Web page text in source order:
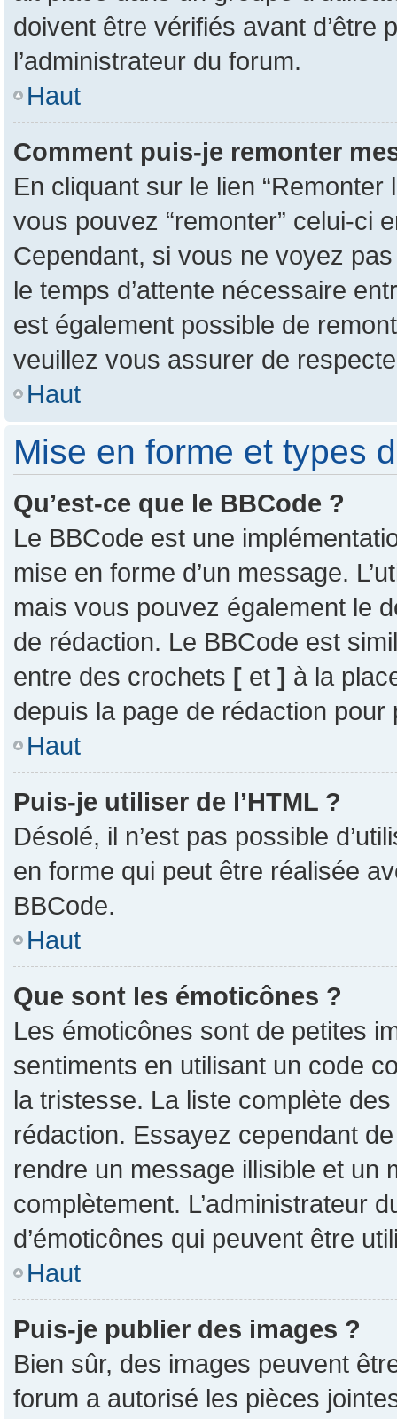
doivent être vérifiés avant d’être
l’administrateur du forum.
Haut
Comment puis-je remonter
En cliquant sur le lien
vous pouvez “remonter” celui-ci
Cependant, si vous ne voyez
le temps d’attente nécessaire
est également possible de
veuillez vous assurer de
Haut
Mise en forme et types
Qu’est-ce que le BBCode ?
Le BBCode est une
mise en forme d’un message.
mais vous pouvez également le
de rédaction. Le BBCode est
entre des crochets [ et ] à la
depuis la page de rédaction pour
Haut
Puis-je utiliser de l’HTML ?
Désolé, il n’est pas possible
en forme qui peut être réalisée
BBCode.
Haut
Que sont les émoticônes ?
Les émoticônes sont de petites
sentiments en utilisant un code
la tristesse. La liste complète
rédaction. Essayez cependant
rendre un message illisible et un
complètement. L’administrateur
d’émoticônes qui peuvent être
Haut
Puis-je publier des images ?
Bien sûr, des images peuvent
forum a autorisé les pièces